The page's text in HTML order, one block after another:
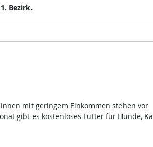
Bezirk.
mit geringem Einkommen stehen vor
gibt es kostenloses Futter für Hunde,